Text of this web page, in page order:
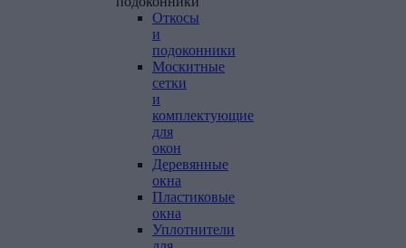
Откосы
и
подоконники
Москитные
сетки
и
комплектующие
для
окон
Деревянные
окна
Пластиковые
окна
Уплотнители